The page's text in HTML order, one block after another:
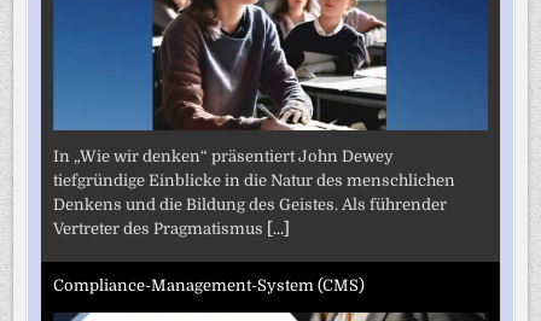
In „Wie wir denken“ präsentiert John Dewey
tiefgründige Einblicke in die Natur des menschlichen
Denkens und die Bildung des Geistes. Als führender
Vertreter des Pragmatismus [...]
Compliance-Management-System (CMS)